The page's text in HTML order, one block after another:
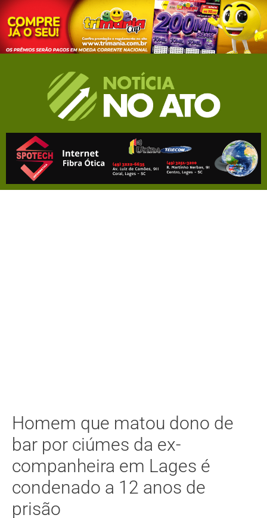
Homem que matou dono de
bar por ciúmes da ex-
companheira em Lages é
condenado a 12 anos de
prisão